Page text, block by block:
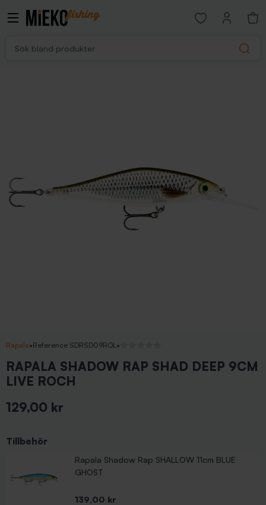
Search
Open favorites
Rapala•Reference SDRSD09ROL•
RAPALA SHADOW RAP SHAD DEEP 9CM
LIVE ROCH
129,00 kr
Tillbehör
Rapala Shadow Rap SHALLOW 11cm BLUE
GHOST
Pris
139,00 kr